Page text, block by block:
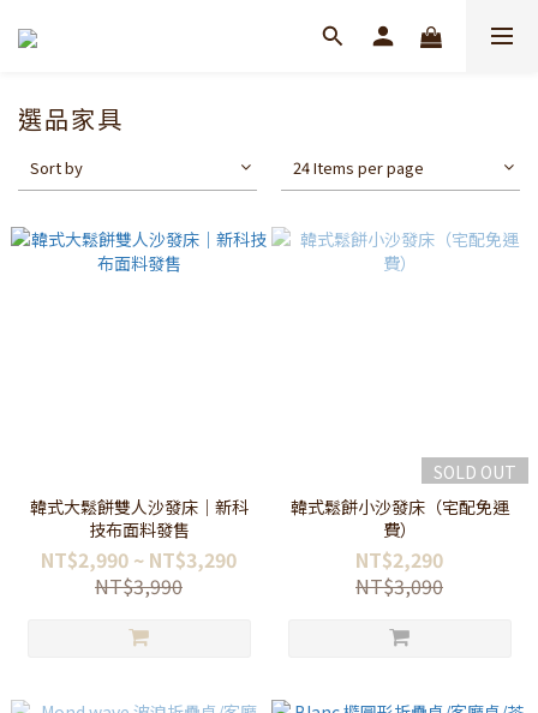
選品家具
Sort by 24 Items per page
韓式大鬆餅雙人沙發床｜新科
技布面料發售
NT$2,990 ~ NT$3,290
NT$3,990
SOLD OUT
韓式鬆餅小沙發床（宅配免運
費）
NT$2,290
NT$3,090